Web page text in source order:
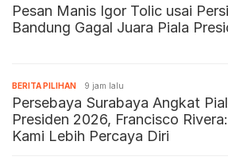
Pesan Manis Igor Tolic usai
Bandung Gagal Juara Piala
BERITA PILIHAN 9 jam lalu
Persebaya Surabaya Angkat
Presiden 2026, Francisco
Kami Lebih Percaya Diri